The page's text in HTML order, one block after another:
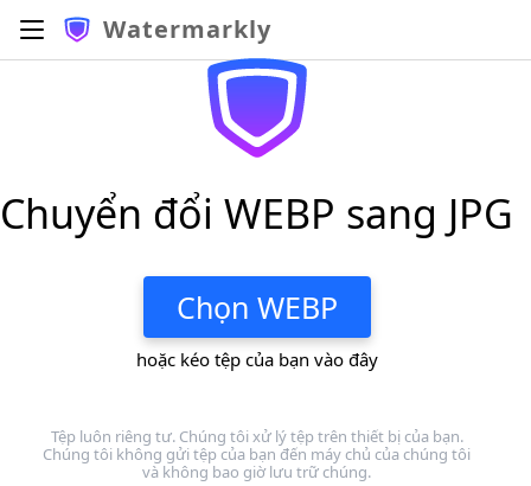
Watermarkly
Chuyển đổi WEBP sang JPG
Chọn WEBP
hoặc kéo tệp của bạn vào đây
Tệp luôn riêng tư. Chúng tôi xử lý tệp trên thiết bị của bạn.
Chúng tôi không gửi tệp của bạn đến máy chủ của chúng tôi
và không bao giờ lưu trữ chúng.